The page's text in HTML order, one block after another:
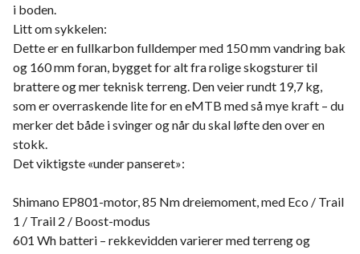
i boden.
Litt om sykkelen:
Dette er en fullkarbon fulldemper med 150 mm vandring bak
og 160 mm foran, bygget for alt fra rolige skogsturer til
brattere og mer teknisk terreng. Den veier rundt 19,7 kg,
som er overraskende lite for en eMTB med så mye kraft – du
merker det både i svinger og når du skal løfte den over en
stokk.
Det viktigste «under panseret»:
Shimano EP801-motor, 85 Nm dreiemoment, med Eco / Trail
1 / Trail 2 / Boost-modus
601 Wh batteri – rekkevidden varierer med terreng og